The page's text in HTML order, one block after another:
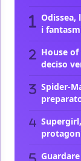
i
House
deciso
Spider-